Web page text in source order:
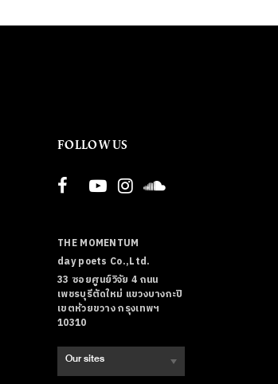
FOLLOW US
THE MOMENTUM
day poets Co.,Ltd.
33 ซอยศูนย์วิจัย 4 ถนน
เพชรบุรีตัดใหม่ แขวงบางกะปิ
เขตห้วยขวาง กรุงเทพฯ
10310